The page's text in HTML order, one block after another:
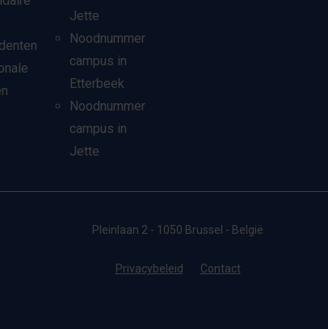
Jette
Noodnummer
campus in
Etterbeek
Noodnummer
campus in
Jette
Pleinlaan 2 - 1050 Brussel - België
Privacybeleid Contact